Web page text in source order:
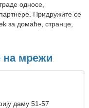
односе,
Придружите се
за домаће, странце,
мрежи
даму 51-57